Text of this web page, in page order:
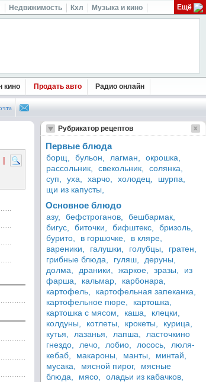
Недвижимость Кхл Музыка и кино Ещё
кино Продать авто Радио онлайн
Рубрикатор рецептов
Первые блюда
борщ, бульон, лагман,
окрошка,
рассольник,
свекольник,
солянка,
суп,
уха, харчо, холодец,
шурпа,
щи из капусты,
Основное блюдо
азу, бефстроганов,
бешбармак,
бигус,
биточки, бифштекс,
бризоль,
бурито,
в горшочке,
в кляре,
вареники,
галушки, голубцы,
гратен,
грибные блюда,
гуляш,
деруны,
долма,
драники, жаркое, зразы,
из
фарша,
кальмар,
карбонара,
картофель,
картофельная запеканка,
картофельное пюре,
картошка,
картошка с мясом,
каша,
клецки,
колдуны,
котлеты, крокеты,
курица,
кутья,
лазанья, лапша,
ласточкино
гнездо,
лечо, лобио, лосось,
люля-
кебаб,
макароны, манты,
минтай,
мусака,
мясной пирог,
мясные
блюда,
мясо,
оладьи из кабачков,